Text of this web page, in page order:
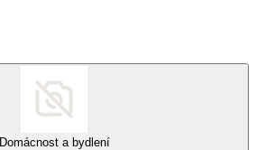
Domácnost a bydlení